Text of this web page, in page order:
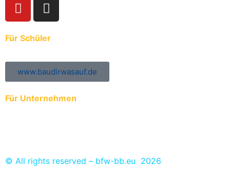
Für Schüler
www.baudirwasauf.de
Für Unternehmen
© All rights reserved – bfw-bb.eu 2026